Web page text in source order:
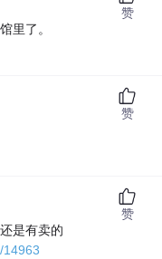
里了。
赞
赞
是有卖的
14963
赞